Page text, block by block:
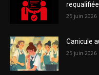
25 juin 2026
Canicule
25 juin 2026